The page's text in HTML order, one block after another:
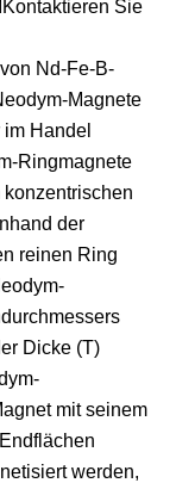
Sie
Nd-Fe-B-
Magnete
Handel
Ringmagnete
der
reinen Ring
Dicke (T)
mit seinem
werden,